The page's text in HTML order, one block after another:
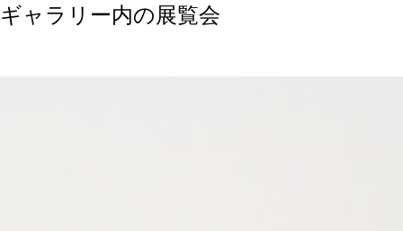
ギャラリー内の展覧会